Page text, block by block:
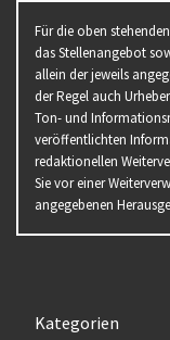
Für die oben
das Stellenangebot
allein der jeweils
der Regel auch
Ton- und
veröffentlichten
redaktionellen
Sie vor einer
angegebenen
Kategorien